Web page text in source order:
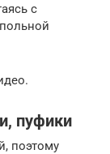
с
пуфики
поэтому